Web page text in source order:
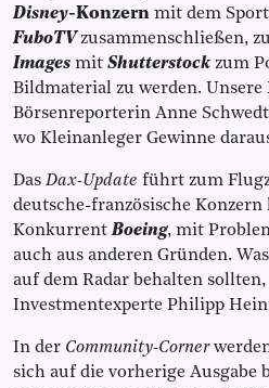
Disney-Konzern mit dem
FuboTVzusammenschließen,
Images mit Shutterstockzum
Bildmaterial zu werden. Unsere
Börsenreporterin Anne
wo Kleinanleger Gewinne
Das Dax-Update führt zum
deutsche-französische Konzern
KonkurrentBoeing, mit
auch aus anderen Gründen.
auf dem Radar behalten
Investmentexperte Philipp
In der Community-Corner
sich auf die vorherige Ausgabe